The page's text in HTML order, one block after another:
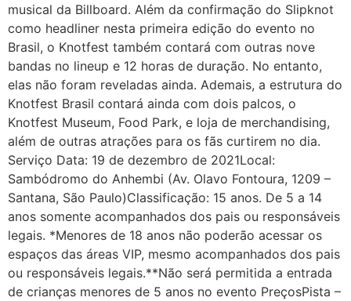
musical da Billboard. Além da confirmação do Slipknot
como headliner nesta primeira edição do evento no
Brasil, o Knotfest também contará com outras nove
bandas no lineup e 12 horas de duração. No entanto,
elas não foram reveladas ainda. Ademais, a estrutura do
Knotfest Brasil contará ainda com dois palcos, o
Knotfest Museum, Food Park, e loja de merchandising,
além de outras atrações para os fãs curtirem no dia.
Serviço Data: 19 de dezembro de 2021Local:
Sambódromo do Anhembi (Av. Olavo Fontoura, 1209 –
Santana, São Paulo)Classificação: 15 anos. De 5 a 14
anos somente acompanhados dos pais ou responsáveis
legais. *Menores de 18 anos não poderão acessar os
espaços das áreas VIP, mesmo acompanhados dos pais
ou responsáveis legais.**Não será permitida a entrada
de crianças menores de 5 anos no evento PreçosPista –